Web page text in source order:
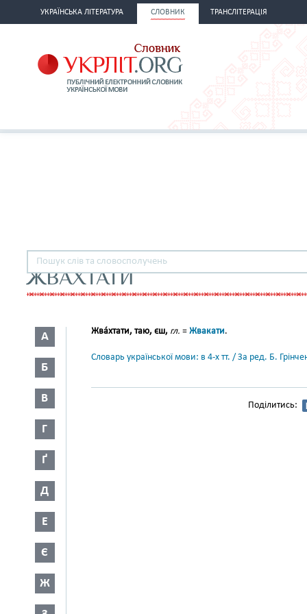
УКРАЇНСЬКА ЛІТЕРАТУРА СЛОВНИК ТРАНСЛІТЕРАЦІЯ
ЖВАХТАТИ
А
Б
В
Г
Ґ
Д
Е
Є
Ж
Жва́хтати, таю, єш, гл. = Жвакати.
Словарь української мови: в 4-х тт. / За ред. Б.
Поділитись: